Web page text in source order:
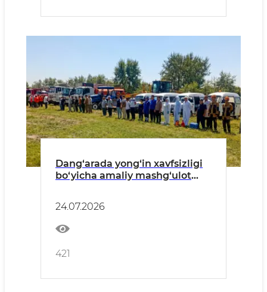
Dang‘arada yong‘in xavfsizligi
bo‘yicha amaliy mashg‘ulot
24.07.2026
421